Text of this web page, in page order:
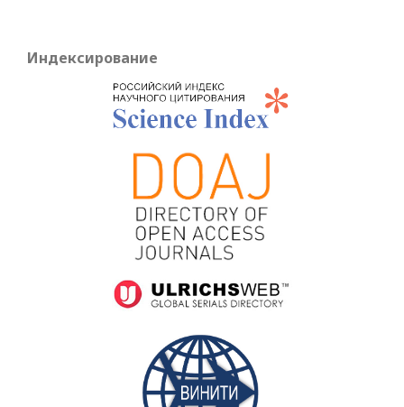
Индексирование